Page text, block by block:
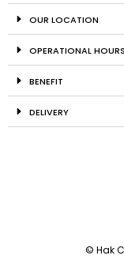
OUR LOCATION
OPERATIONAL HOURS
BENEFIT
DELIVERY
© Hak